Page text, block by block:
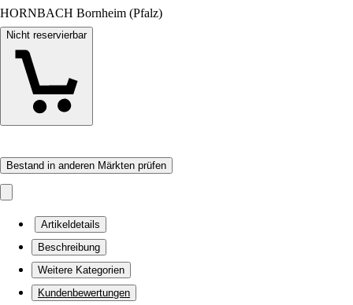
HORNBACH Bornheim (Pfalz)
Nicht reservierbar
Bestand in anderen Märkten prüfen
Artikeldetails
Beschreibung
Weitere Kategorien
Kundenbewertungen